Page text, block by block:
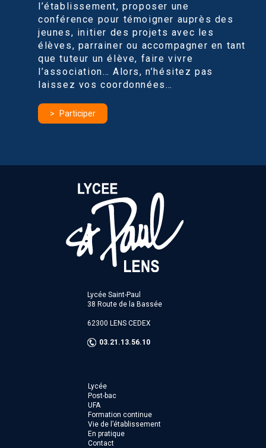
l’établissement, proposer une
conférence pour témoigner auprès des
jeunes, initier des projets avec les
élèves, parrainer ou accompagner en tant
que tuteur un élève, faire vivre
l’association… Alors, n’hésitez pas
laissez vos coordonnées…
Participer
Lycée Saint-Paul
38 Route de la Bassée
62300 LENS CEDEX
03.21.13.56.10
Lycée
Post-bac
UFA
Formation continue
Vie de l’établissement
En pratique
Contact